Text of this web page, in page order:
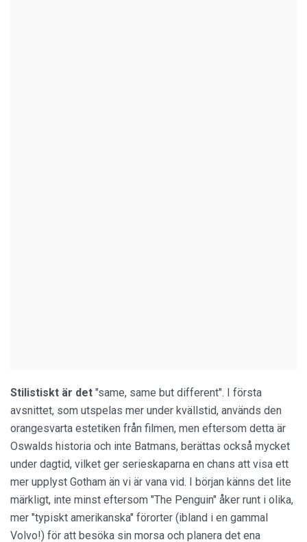
Stilistiskt är det "same, same but different". I första
avsnittet, som utspelas mer under kvällstid, används den
orangesvarta estetiken från filmen, men eftersom detta är
Oswalds historia och inte Batmans, berättas också mycket
under dagtid, vilket ger serieskaparna en chans att visa ett
mer upplyst Gotham än vi är vana vid. I början känns det lite
märkligt, inte minst eftersom "The Penguin" åker runt i olika,
mer "typiskt amerikanska" förorter (ibland i en gammal
Volvo!) för att besöka sin morsa och planera det ena